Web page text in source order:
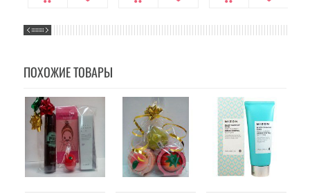
ПОХОЖИЕ ТОВАРЫ